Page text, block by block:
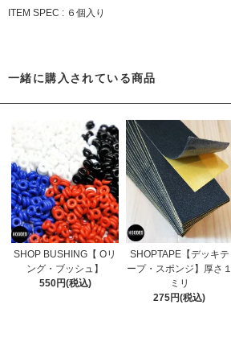
ITEM SPEC : ６個入り
一緒に購入されている商品
SHOP BUSHING【 Oリ
ング・ブッシュ】
550円(税込)
SHOPTAPE【デッキテ
ープ・スポンジ】厚さ１
ミリ
275円(税込)